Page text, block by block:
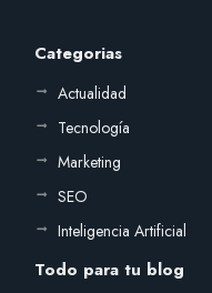
Categorias
Actualidad
Tecnología
Marketing
SEO
Inteligencia Artificial
Todo para tu blog